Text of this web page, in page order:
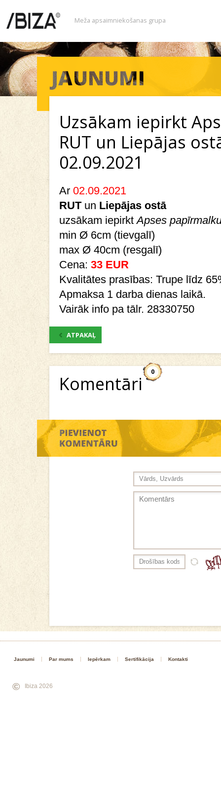
Meža apsaimniekošanas grupa
Uzsākam iepirkt
RUT un Liepājas
02.09.2021
Ar 02.09.2021
RUTun Liepājas ostā
uzsākam iepirktApses
min Ø 6cm (tievgalī)
max Ø 40cm (resgalī)
Cena: 33 EUR
Kvalitātes prasības: Trupe līdz
Apmaksa 1 darba dienas laikā.
Vairāk info pa tālr. 28330750
ATPAKAĻ
Komentāri
0
Jaunumi Par mums Iepērkam Sertifikācija Kontakti
© Ibiza 2026